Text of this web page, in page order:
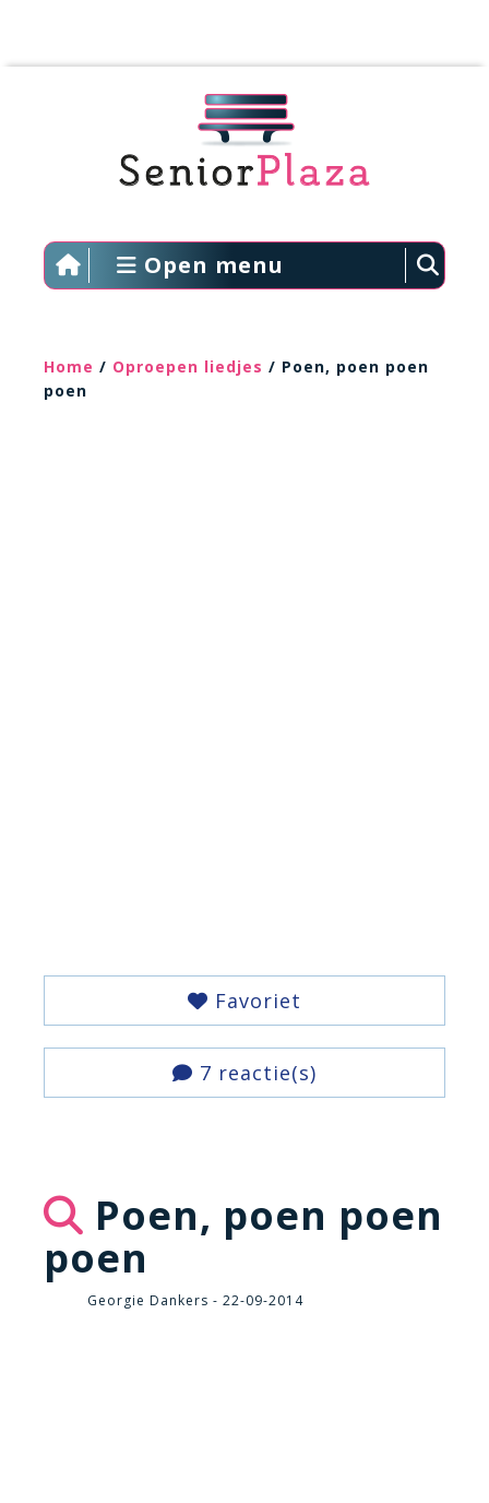
Open menu
Home / Oproepen liedjes / Poen, poen poen
poen
Favoriet
7 reactie(s)
Poen, poen poen
poen
Georgie Dankers - 22-09-2014